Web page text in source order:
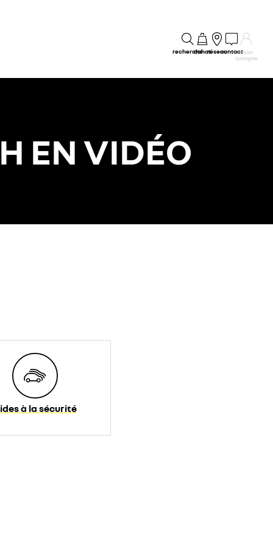
rechercheachatréseaucontactmon
compte
EN VIDÉO
à la sécurité